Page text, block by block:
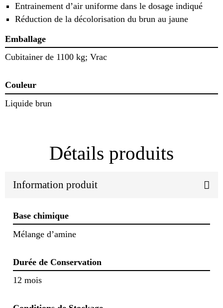
Entrainement d’air uniforme dans le dosage indiqué
Réduction de la décolorisation du brun au jaune
Emballage
Cubitainer de 1100 kg; Vrac
Couleur
Liquide brun
Détails produits
Information produit
Base chimique
Mélange d’amine
Durée de Conservation
12 mois